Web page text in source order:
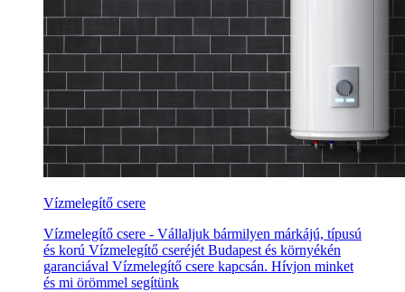
Vízmelegítő csere
Vízmelegítő csere - Vállaljuk bármilyen márkájú, típusú
és korú Vízmelegítő cseréjét Budapest és környékén
garanciával Vízmelegítő csere kapcsán. Hívjon minket
és mi örömmel segítünk